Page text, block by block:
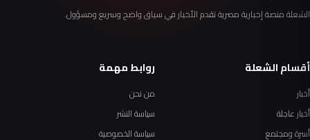
الشعلة منصة إخبارية مصرية تقدم الأخبار في سياق واضح وسريع ومسؤول.
أقسام الشعلة
أخبار
أخبار عاجلة
أسرة ومجتمع
روابط مهمة
من نحن
سياسة النشر
سياسة الخصوصية